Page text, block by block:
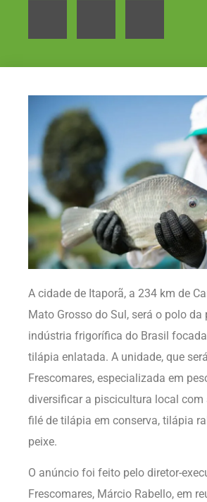
A cidade de Itaporã, a 234 km de
Mato Grosso do Sul, será o polo da
indústria frigorífica do Brasil
tilápia enlatada. A unidade, que
Frescomares, especializada em
diversificar a piscicultura local com
filé de tilápia em conserva, tilápia
peixe.
O anúncio foi feito pelo diretor-
Frescomares, Márcio Rabello, em